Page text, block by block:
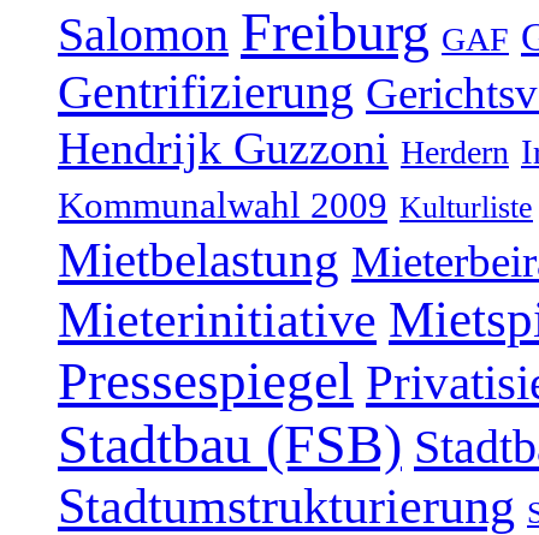
Salomon Freiburg GAF
Gentrifizierung
Hendrijk Guzzoni Herdern
Kommunalwahl 2009 Kulturliste
Mietbelastung
Mieterinitiative
Pressespiegel
Stadtbau (FSB)
Stadtumstrukturierung